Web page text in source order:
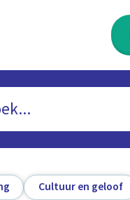
Cultuur en geloof